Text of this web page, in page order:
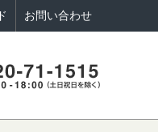
お問い合わせ